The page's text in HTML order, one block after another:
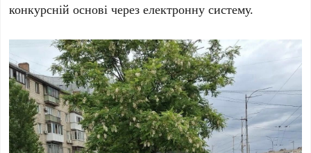
конкурсній основі через електронну систему.